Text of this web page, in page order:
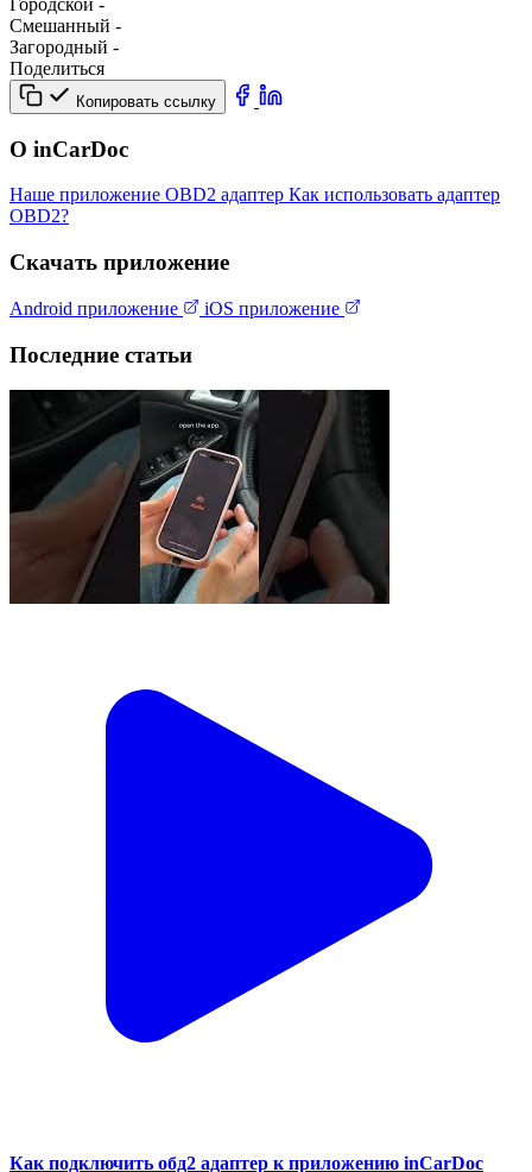
Городской -
Смешанный -
Загородный -
Поделиться
Копировать ссылку
О inCarDoc
Наше приложение OBD2 адаптер Как использовать адаптер
OBD2?
Скачать приложение
Android приложение iOS приложение
Последние статьи
Как подключить обд2 адаптер к приложению inCarDoc